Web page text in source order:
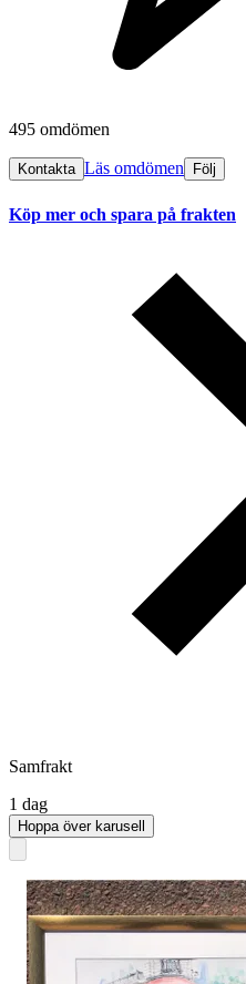
495 omdömen
Kontakta Läs omdömen Följ
Köp mer och spara på frakten
Samfrakt
1 dag
Hoppa över karusell